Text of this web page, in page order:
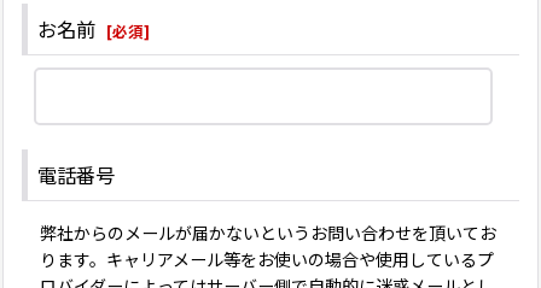
お名前 [必須]
電話番号
弊社からのメールが届かないというお問い合わせを頂いてお
ります。キャリアメール等をお使いの場合や使用しているプ